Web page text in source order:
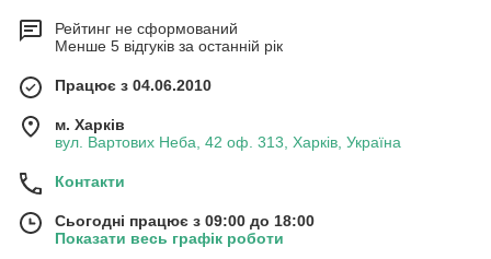
Рейтинг не сформований
Менше 5 відгуків за останній рік
Працює з 04.06.2010
м. Харків
вул. Вартових Неба, 42 оф. 313, Харків, Україна
Контакти
Сьогодні працює з 09:00 до 18:00
Показати весь графік роботи